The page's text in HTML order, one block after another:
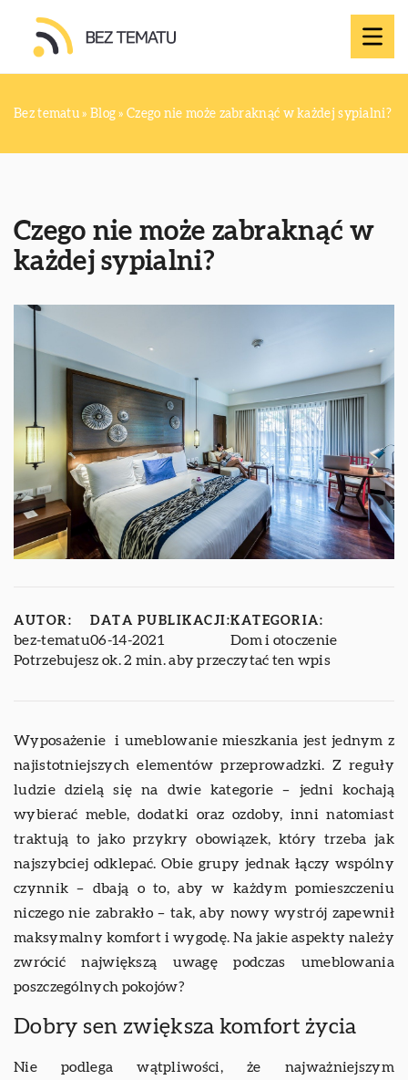
Bez tematu » Blog »Czego nie może zabraknąć w każdej sypialni?
Czego nie może zabraknąć w
każdej sypialni?
AUTOR:
bez-tematu
DATA PUBLIKACJI:
06-14-2021
KATEGORIA:
Dom i otoczenie
Potrzebujesz ok. 2 min. aby przeczytać ten wpis
Wyposażenie i umeblowanie mieszkania jest jednym z
najistotniejszych elementów przeprowadzki. Z reguły
ludzie dzielą się na dwie kategorie – jedni kochają
wybierać meble, dodatki oraz ozdoby, inni natomiast
traktują to jako przykry obowiązek, który trzeba jak
najszybciej odklepać. Obie grupy jednak łączy wspólny
czynnik – dbają o to, aby w każdym pomieszczeniu
niczego nie zabrakło – tak, aby nowy wystrój zapewnił
maksymalny komfort i wygodę. Na jakie aspekty należy
zwrócić największą uwagę podczas umeblowania
poszczególnych pokojów?
Dobry sen zwiększa komfort życia
Nie podlega wątpliwości, że najważniejszym